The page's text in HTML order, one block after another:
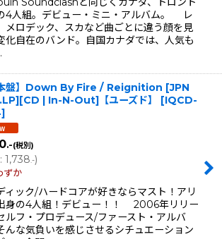
4人組。デビュー・ミニ・アルバム。 レ
メロデック、スカなど曲ごとに違う顔を見
化自在のバンド。自国カナダでは、人気も
本盤】Down By Fire / Reignition [JPN
| In-N-Out]【ユーズド】
[IQCD-
]
.-(税別)
: 1,738.-)
ずか
ィック/ハードコアが好きならマスト！アリ
身の4人組！デビュー！！ 2006年リリー
ルフ・プロデュース/ファースト・アルバ
んな気負いを感じさせるシチュエーション